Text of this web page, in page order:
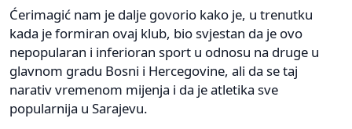
Ćerimagić nam je dalje govorio kako je, u trenutku
kada je formiran ovaj klub, bio svjestan da je ovo
nepopularan i inferioran sport u odnosu na druge u
glavnom gradu Bosni i Hercegovine, ali da se taj
narativ vremenom mijenja i da je atletika sve
popularnija u Sarajevu.